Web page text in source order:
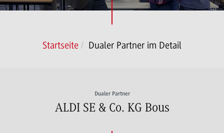
Startseite Dualer Partner im Detail
Dualer Partner
ALDI SE & Co. KG Bous